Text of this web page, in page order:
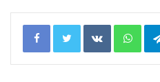
Facebook Twitter VKontakte WhatsApp